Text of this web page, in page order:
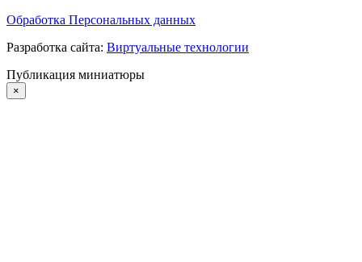
Обработка Персональных данных
Разработка сайта: Виртуальные технологии
Публикация миниатюры
×